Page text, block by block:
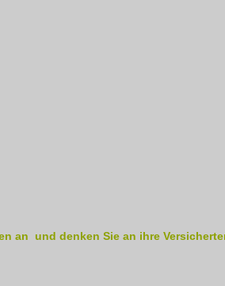
an und denken Sie an ihre